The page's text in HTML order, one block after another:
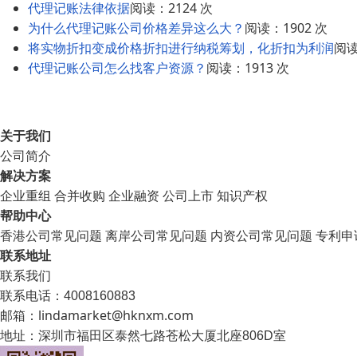
代理记账法律依据阅读：2124 次
为什么代理记账公司价格差异这么大？ 阅读：1902 次
将实物折扣变成价格折扣进行纳税筹划，化折扣为利润阅
代理记账公司怎么找客户资源？ 阅读：1913 次
关于我们
公司简介
解决方案
企业重组 合并收购 企业融资 公司上市知识产权
帮助中心
香港公司常见问题 离岸公司常见问题 内资公司常见问题 专利
联系地址
联系我们
联系电话：4008160883
邮箱：lindamarket@hknxm.com
地址： 深圳市福田区泰然七路苍松大厦北座806D室